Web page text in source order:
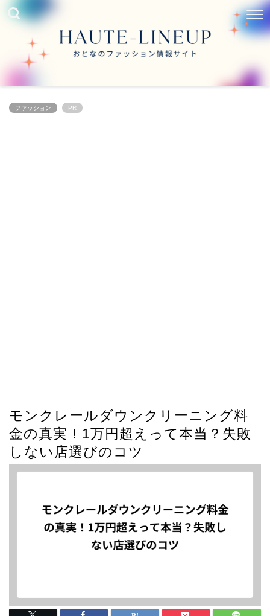
ファッション PR
モンクレールダウンクリーニング料
金の真実！1万円超えって本当？失敗
しない店選びのコツ